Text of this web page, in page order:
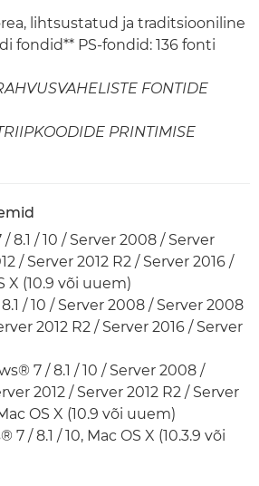
lihtsustatud ja traditsiooniline
fondid** PS-fondid: 136 fonti
FONTIDE
PRINTIMISE
8.1 / 10 / Server 2008 / Server
/ Server 2012 R2 / Server 2016 /
X (10.9 või uuem)
/ 10 / Server 2008 / Server 2008
2012 R2 / Server 2016 / Server
7 / 8.1 / 10 / Server 2008 /
2012 / Server 2012 R2 / Server
OS X (10.9 või uuem)
7 / 8.1 / 10, Mac OS X (10.3.9 või